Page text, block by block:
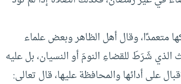
متعمدًا، وقال أهل الظاهر وبعض علماء
شَرَطَ للقضاءِ النومَ أو النسيان، بل عليه
على أدائها والمحافظة عليها، قال تعالى: